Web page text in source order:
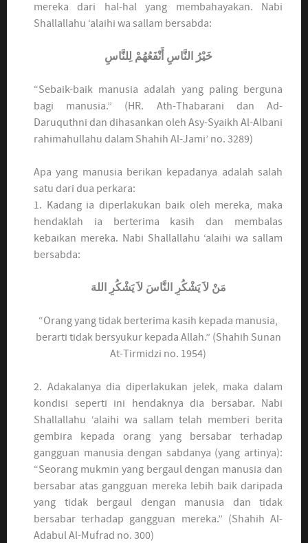
mereka dari hal-hal yang membahayakan. Nabi
Shallallahu ‘alaihi wa sallam bersabda:
خَيْرُ النَّاسِ أَنْفَعُهُمْ لِلنَّاسِ
“Sebaik-baik manusia adalah yang paling berguna
bagi manusia.” (HR. Ath-Thabarani dan Ad-
Daruquthni dan dihasankan oleh Asy-Syaikh Al-Albani
rahimahullahu dalam Shahih Al-Jami’ no. 3289)
Apa yang manusia berikan kepadanya adalah salah
satu dari dua perkara:
1. Kadang ia diperlakukan baik oleh mereka, maka
hendaklah ia berterima kasih dan membalas
kebaikan mereka. Nabi Shallallahu ‘alaihi wa sallam
bersabda:
مَنْ لاَ يَشْكُرِ النَّاسَ لاَ يَشْكُرِ اللهَ
“Orang yang tidak berterima kasih kepada manusia,
berarti tidak bersyukur kepada Allah.” (Shahih Sunan
At-Tirmidzi no. 1954)
2. Adakalanya dia diperlakukan jelek, maka dalam
kondisi seperti ini hendaknya dia bersabar. Nabi
Shallallahu ‘alaihi wa sallam telah memberi berita
gembira kepada orang yang bersabar terhadap
gangguan manusia dengan sabdanya (yang artinya):
“Seorang mukmin yang bergaul dengan manusia dan
bersabar atas gangguan mereka lebih baik daripada
yang tidak bergaul dengan manusia dan tidak
bersabar terhadap gangguan mereka.” (Shahih Al-
Adabul Al-Mufrad no. 300)